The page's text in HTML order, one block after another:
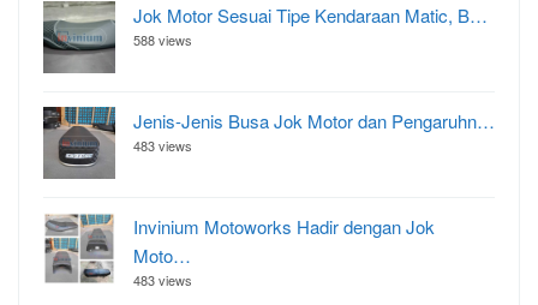
Jok Motor Sesuai Tipe Kendaraan Matic, B…
588 views
Jenis-Jenis Busa Jok Motor dan Pengaruhn…
483 views
Invinium Motoworks Hadir dengan Jok
Moto…
483 views